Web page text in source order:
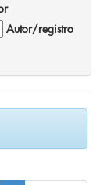
Autor/registro